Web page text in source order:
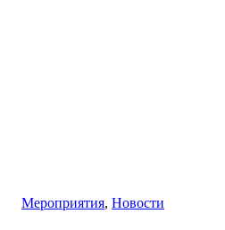
Мероприятия, Новости